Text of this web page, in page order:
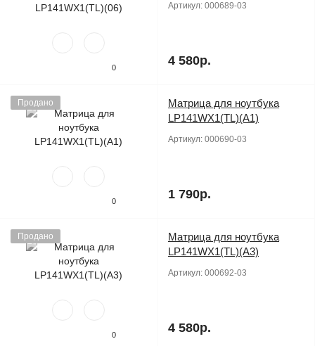
0
Артикул: 000689-03
4 580р.
Продано
0
Матрица для ноутбука
LP141WX1(TL)(A1)
Артикул: 000690-03
1 790р.
Продано
0
Матрица для ноутбука
LP141WX1(TL)(A3)
Артикул: 000692-03
4 580р.